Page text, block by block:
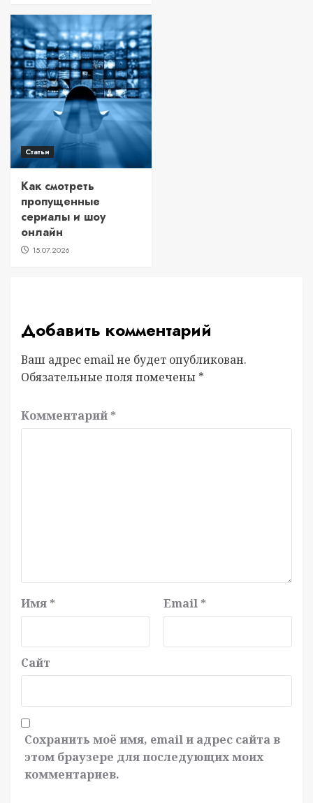
Статьи
Как смотреть
пропущенные
сериалы и шоу
онлайн
15.07.2026
Добавить комментарий
Ваш адрес email не будет опубликован.
Обязательные поля помечены *
Комментарий *
Имя * Email *
Сайт
Сохранить моё имя, email и адрес сайта в
этом браузере для последующих моих
комментариев.